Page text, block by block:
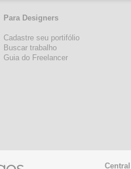
Para Designers
Cadastre seu portifólio
Buscar trabalho
Guia do Freelancer